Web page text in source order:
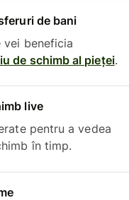
de bani
vei beneficia
de schimb al pieței.
live
pentru a vedea
în timp.